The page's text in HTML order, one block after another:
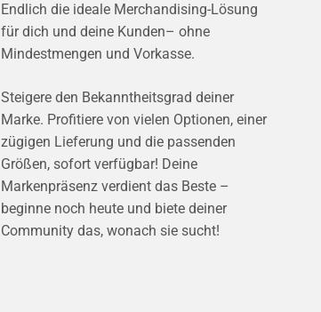
Endlich die ideale Merchandising-Lösung
für dich und deine Kunden– ohne
Mindestmengen und Vorkasse.
Steigere den Bekanntheitsgrad deiner
Marke. Profitiere von vielen Optionen, einer
zügigen Lieferung und die passenden
Größen, sofort verfügbar! Deine
Markenpräsenz verdient das Beste –
beginne noch heute und biete deiner
Community das, wonach sie sucht!